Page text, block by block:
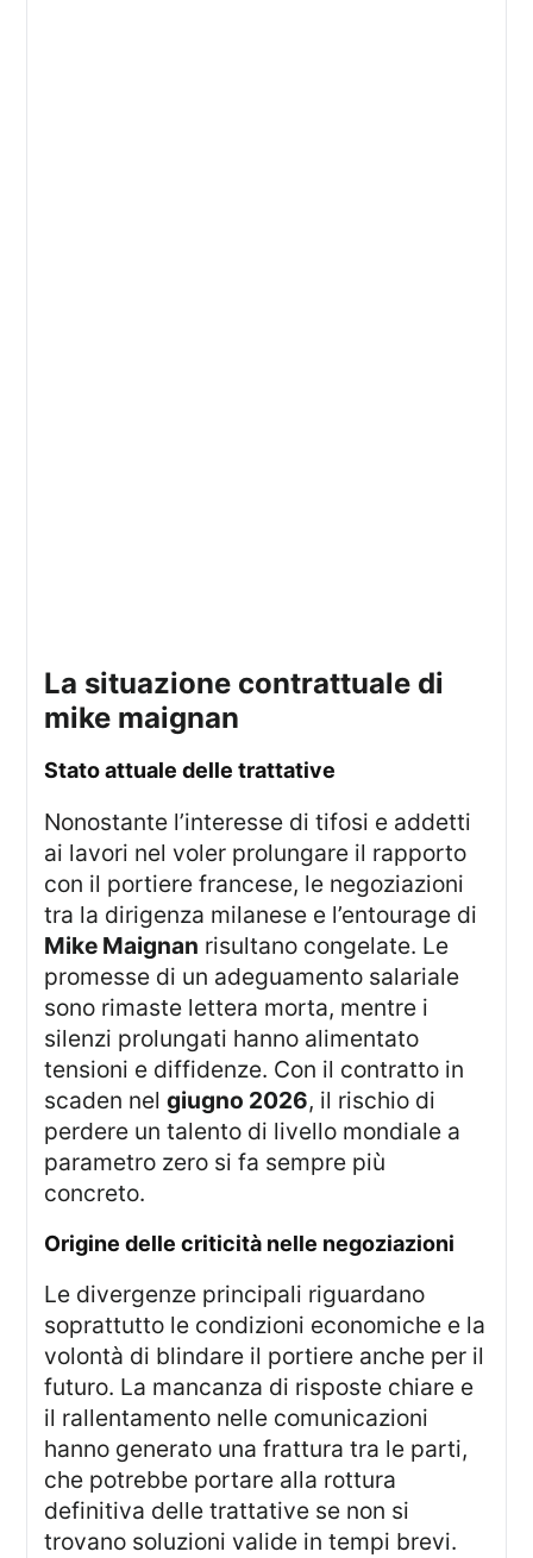
la situazione contrattuale di
mike maignan
stato attuale delle trattative
Nonostante l’interesse di tifosi e addetti
ai lavori nel voler prolungare il rapporto
con il portiere francese, le negoziazioni
tra la dirigenza milanese e l’entourage di
Mike Maignan risultano congelate. Le
promesse di un adeguamento salariale
sono rimaste lettera morta, mentre i
silenzi prolungati hanno alimentato
tensioni e diffidenze. Con il contratto in
scaden nelgiugno 2026, il rischio di
perdere un talento di livello mondiale a
parametro zero si fa sempre più
concreto.
origine delle criticità nelle negoziazioni
Le divergenze principali riguardano
soprattutto le condizioni economiche e la
volontà di blindare il portiere anche per il
futuro. La mancanza di risposte chiare e
il rallentamento nelle comunicazioni
hanno generato una frattura tra le parti,
che potrebbe portare alla rottura
definitiva delle trattative se non si
trovano soluzioni valide in tempi brevi.